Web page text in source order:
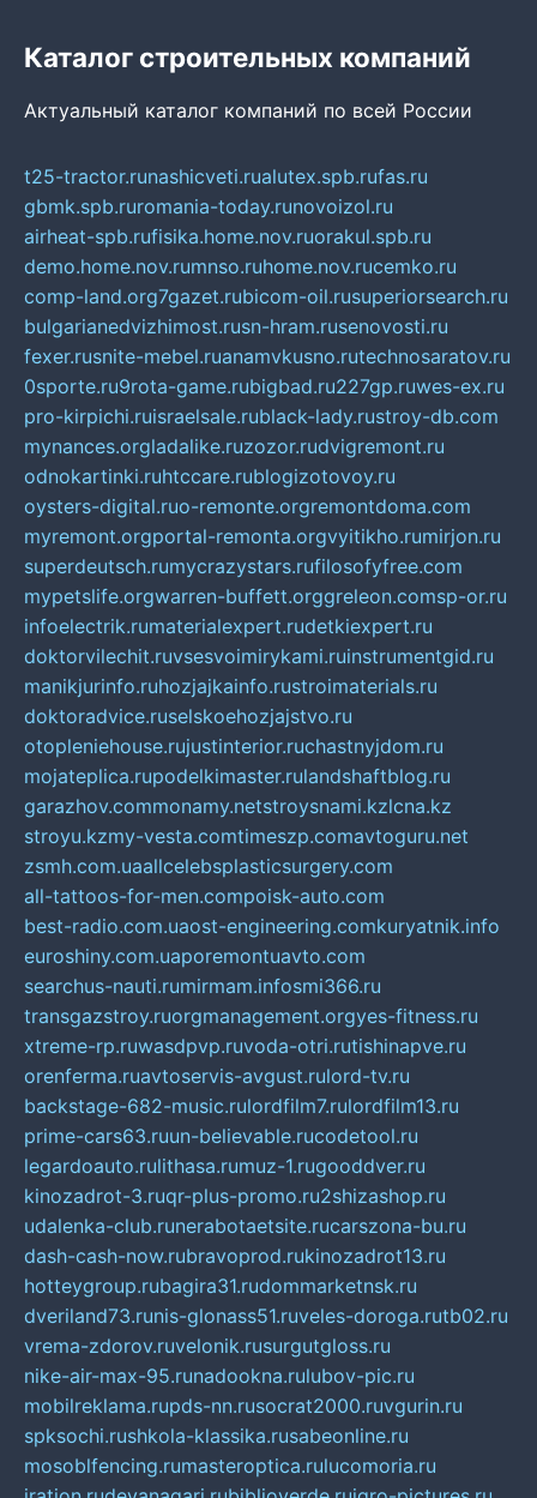
Каталог строительных компаний
Актуальный каталог компаний по всей России
t25-tractor.runashicveti.rualutex.spb.rufas.ru
gbmk.spb.ruromania-today.runovoizol.ru
airheat-spb.rufisika.home.nov.ruorakul.spb.ru
demo.home.nov.rumnso.ruhome.nov.rucemko.ru
comp-land.org7gazet.rubicom-oil.rusuperiorsearch.ru
bulgarianedvizhimost.rusn-hram.rusenovosti.ru
fexer.rusnite-mebel.ruanamvkusno.rutechnosaratov.ru
0sporte.ru9rota-game.rubigbad.ru227gp.ruwes-ex.ru
pro-kirpichi.ruisraelsale.rublack-lady.rustroy-db.com
mynances.orgladalike.ruzozor.rudvigremont.ru
odnokartinki.ruhtccare.rublogizotovoy.ru
oysters-digital.ruo-remonte.orgremontdoma.com
myremont.orgportal-remonta.orgvyitikho.rumirjon.ru
superdeutsch.rumycrazystars.rufilosofyfree.com
mypetslife.orgwarren-buffett.orggreleon.comsp-or.ru
infoelectrik.rumaterialexpert.rudetkiexpert.ru
doktorvilechit.ruvsesvoimirykami.ruinstrumentgid.ru
manikjurinfo.ruhozjajkainfo.rustroimaterials.ru
doktoradvice.ruselskoehozjajstvo.ru
otopleniehouse.rujustinterior.ruchastnyjdom.ru
mojateplica.rupodelkimaster.rulandshaftblog.ru
garazhov.commonamy.netstroysnami.kzlcna.kz
stroyu.kzmy-vesta.comtimeszp.comavtoguru.net
zsmh.com.uaallcelebsplasticsurgery.com
all-tattoos-for-men.compoisk-auto.com
best-radio.com.uaost-engineering.comkuryatnik.info
euroshiny.com.uaporemontuavto.com
searchus-nauti.rumirmam.infosmi366.ru
transgazstroy.ruorgmanagement.orgyes-fitness.ru
xtreme-rp.ruwasdpvp.ruvoda-otri.rutishinapve.ru
orenferma.ruavtoservis-avgust.rulord-tv.ru
backstage-682-music.rulordfilm7.rulordfilm13.ru
prime-cars63.ruun-believable.rucodetool.ru
legardoauto.rulithasa.rumuz-1.rugooddver.ru
kinozadrot-3.ruqr-plus-promo.ru2shizashop.ru
udalenka-club.runerabotaetsite.rucarszona-bu.ru
dash-cash-now.rubravoprod.rukinozadrot13.ru
hotteygroup.rubagira31.rudommarketnsk.ru
dveriland73.runis-glonass51.ruveles-doroga.rutb02.ru
vrema-zdorov.ruvelonik.rusurgutgloss.ru
nike-air-max-95.runadookna.rulubov-pic.ru
mobilreklama.rupds-nn.rusocrat2000.ruvgurin.ru
spksochi.rushkola-klassika.rusabeonline.ru
mosoblfencing.rumasteroptica.rulucomoria.ru